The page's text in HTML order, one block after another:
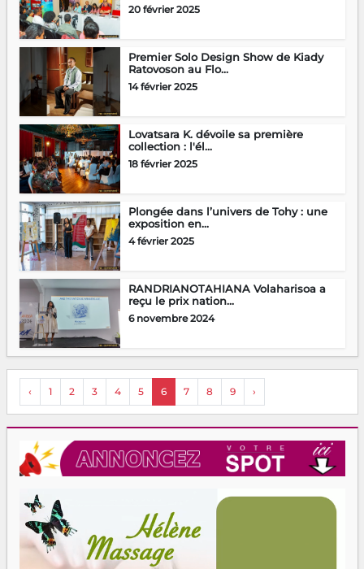
20 février 2025
Premier Solo Design Show de Kiady
Ratovoson au Flo...
14 février 2025
Lovatsara K. dévoile sa première
collection : l'él...
18 février 2025
Plongée dans l’univers de Tohy : une
exposition en...
4 février 2025
RANDRIANOTAHIANA Volaharisoa a
reçu le prix nation...
6 novembre 2024
‹ 1 2 3 4 5 6 7 8 9 ›